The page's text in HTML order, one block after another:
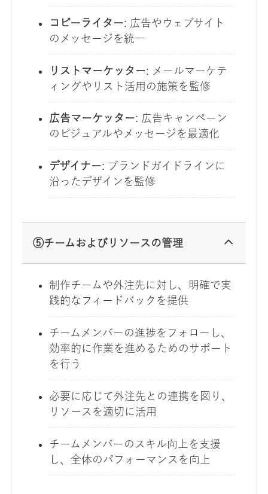
コピーライター: 広告やウェブサイト
のメッセージを統一
リストマーケッター: メールマーケテ
ィングやリスト活用の施策を監修
広告マーケッター: 広告キャンペーン
のビジュアルやメッセージを最適化
デザイナー: ブランドガイドラインに
沿ったデザインを監修
⑤チームおよびリソースの管理
制作チームや外注先に対し、明確で実
践的なフィードバックを提供
チームメンバーの進捗をフォローし、
効率的に作業を進めるためのサポート
を行う
必要に応じて外注先との連携を図り、
リソースを適切に活用
チームメンバーのスキル向上を支援
し、全体のパフォーマンスを向上